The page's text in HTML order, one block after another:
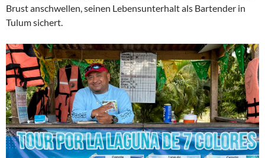
Brust anschwellen, seinen Lebensunterhalt als Bartender in
Tulum sichert.